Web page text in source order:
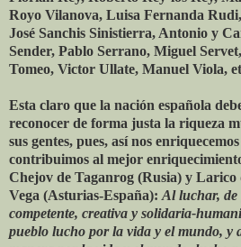
Royo Vilanova, Luisa Fernanda
José Sanchis Sinistierra, Antonio y
Sender, Pablo Serrano, Miguel
Tomeo, Victor Ullate, Manuel Viola,
Esta claro que la nación española
reconocer de forma justa la riqueza
sus gentes, pues, así nos
contribuimos al mejor
Chejov de Taganrog (Rusia) y Larico
Vega (Asturias-España): Al luchar,
competente, creativa y solidaria-
pueblo lucho por la vida y el mundo, y